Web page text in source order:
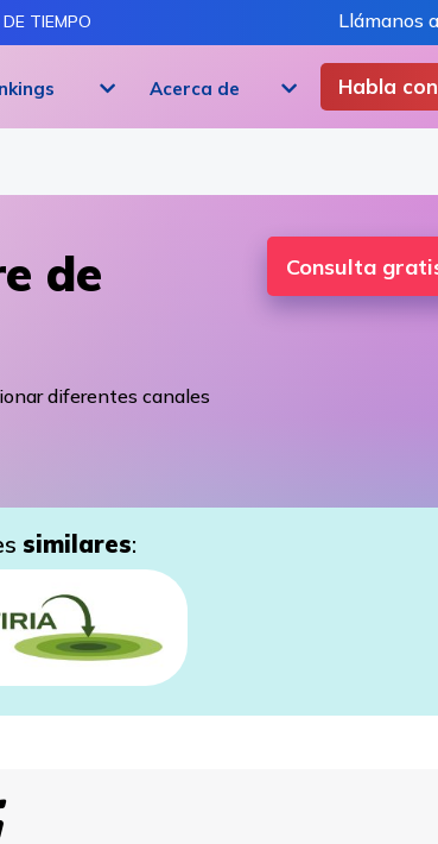
TIEMPO Llámanos
Habla
Acerca de
de
diferentes canales
Consulta
similares: